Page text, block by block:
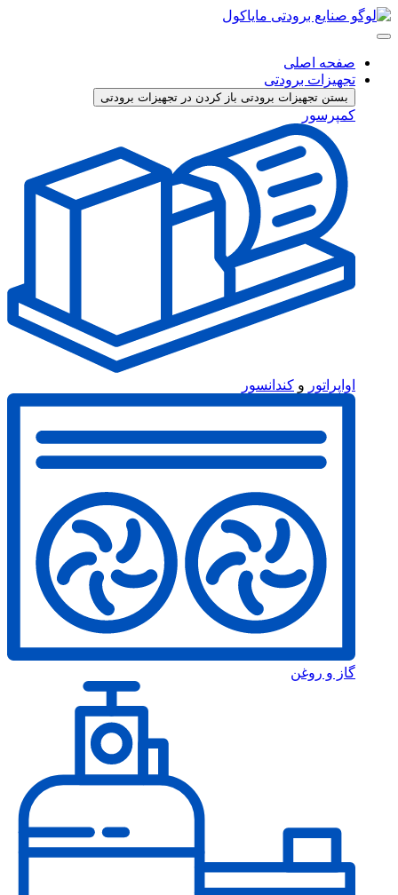
پرش
به
صفحه اصلی
تجهیزات برودتی
بستن تجهیزات برودتی باز کردن در تجهیزات برودتی
کمپرسور
اواپراتور و کندانسور
گاز و روغن